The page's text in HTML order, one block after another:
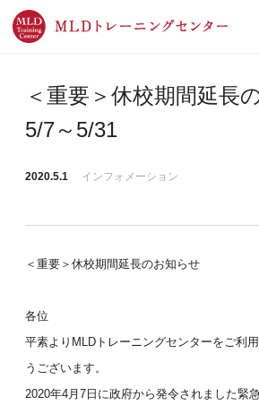
＜重要＞休校期間延長
5/7～5/31
2020.5.1 インフォメーション
＜重要＞休校期間延長のお知らせ
各位
平素よりMLDトレーニングセンターをご利
うございます。
2020年4月7日に政府から発令されました緊